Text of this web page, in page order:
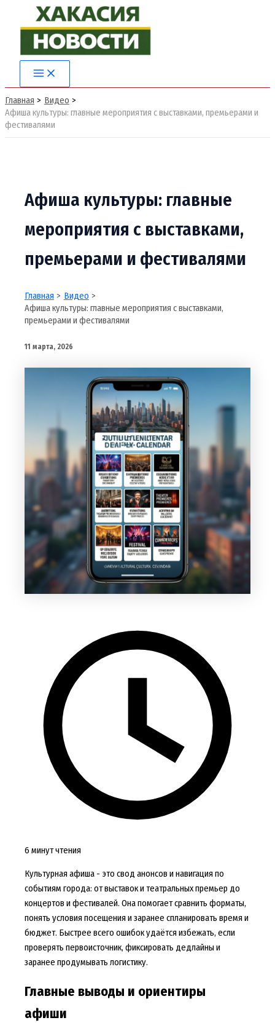
содержимому
Main
Menu
Главная
Видео
Афиша культуры: главные мероприятия с выставками, премьерами и
фестивалями
Афиша культуры: главные
мероприятия с выставками,
премьерами и фестивалями
Главная
Видео
Афиша культуры: главные мероприятия с выставками,
премьерами и фестивалями
11 марта, 2026
6 минут чтения
Культурная афиша - это свод анонсов и навигация по
событиям города: от выставок и театральных премьер до
концертов и фестивалей. Она помогает сравнить форматы,
понять условия посещения и заранее спланировать время и
бюджет. Быстрее всего ошибок удаётся избежать, если
проверять первоисточник, фиксировать дедлайны и
заранее продумывать логистику.
Главные выводы и ориентиры
афиши